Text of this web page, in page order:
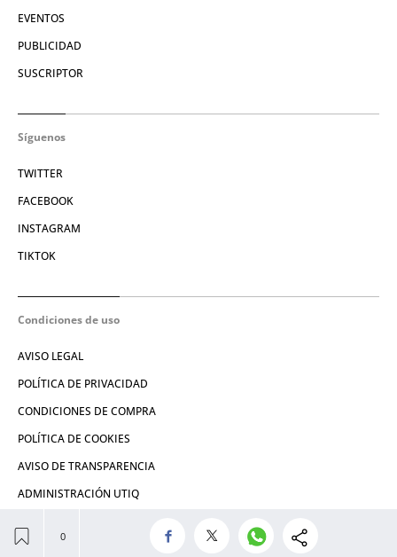
EVENTOS
PUBLICIDAD
SUSCRIPTOR
Síguenos
TWITTER
FACEBOOK
INSTAGRAM
TIKTOK
Condiciones de uso
AVISO LEGAL
POLÍTICA DE PRIVACIDAD
CONDICIONES DE COMPRA
POLÍTICA DE COOKIES
AVISO DE TRANSPARENCIA
ADMINISTRACIÓN UTIQ